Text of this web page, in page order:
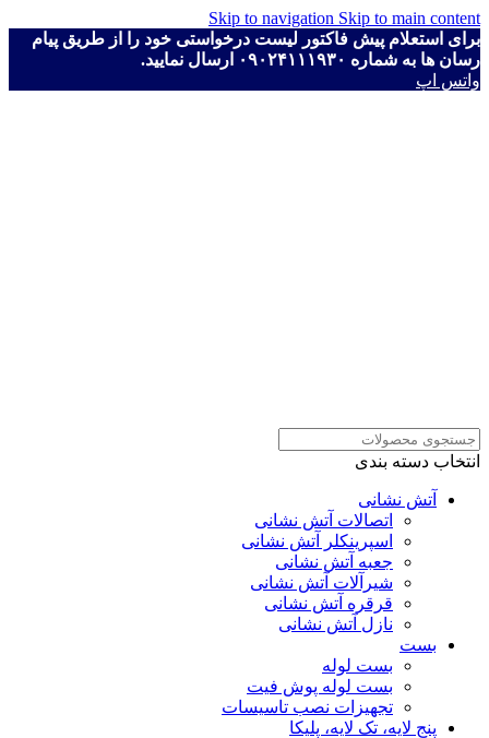
Skip to navigation Skip to main content
برای استعلام پیش فاکتور لیست درخواستی خود را از طریق پیام
رسان ها به شماره ۰۹۰۲۴۱۱۱۹۳۰ ارسال نمایید.
واتس اپ
انتخاب دسته بندی
آتش نشانی
اتصالات آتش نشانی
اسپرینکلر آتش نشانی
جعبه آتش نشانی
شیرآلات آتش نشانی
قرقره آتش نشانی
نازل آتش نشانی
بست
بست لوله
بست لوله پوش فیت
تجهیزات نصب تاسیسات
پنج لایه، تک لایه، پلیکا